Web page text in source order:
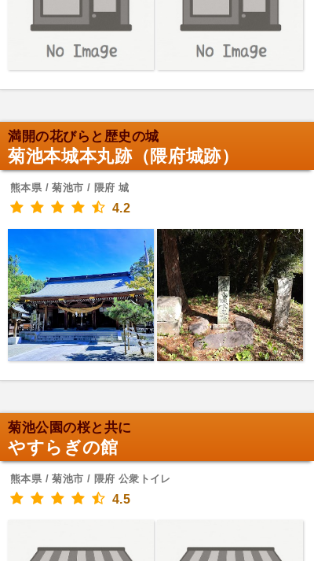
満開の花びらと歴史の城
菊池本城本丸跡（隈府城跡）
熊本県 / 菊池市 / 隈府 城
4.2
菊池公園の桜と共に
やすらぎの館
熊本県 / 菊池市 / 隈府 公衆トイレ
4.5